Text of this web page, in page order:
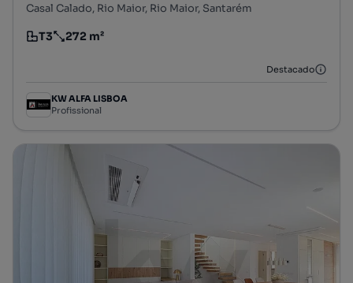
Casal Calado, Rio Maior, Rio Maior, Santarém
Tipologia
T3
Preço por metro quadrado
272 m²
Destacado
KW ALFA LISBOA
Profissional